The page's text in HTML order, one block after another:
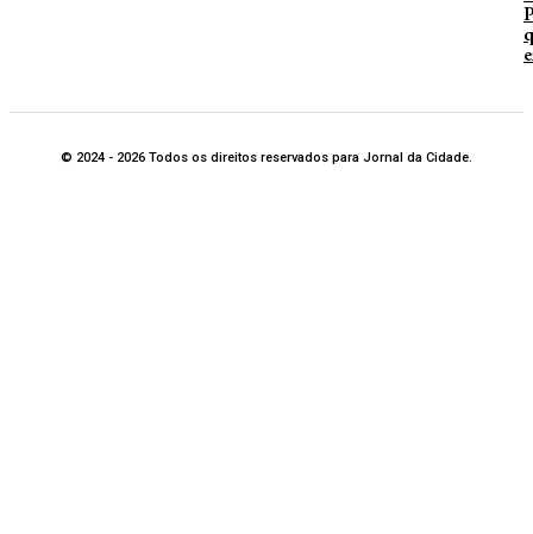
© 2024 - 2026 Todos os direitos reservados para Jornal da Cidade.